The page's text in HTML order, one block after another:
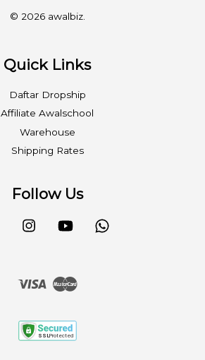
© 2026 awalbiz.
Quick Links
Daftar Dropship
Affiliate Awalschool
Warehouse
Shipping Rates
Follow Us
FacebookInstagramYouTube
Visa Master